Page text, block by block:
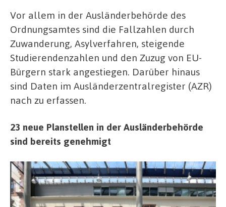
Vor allem in der Ausländerbehörde des
Ordnungsamtes sind die Fallzahlen durch
Zuwanderung, Asylverfahren, steigende
Studierendenzahlen und den Zuzug von EU-
Bürgern stark angestiegen. Darüber hinaus
sind Daten im Ausländerzentralregister (AZR)
nach zu erfassen.
23 neue Planstellen in der Ausländerbehörde
sind bereits genehmigt